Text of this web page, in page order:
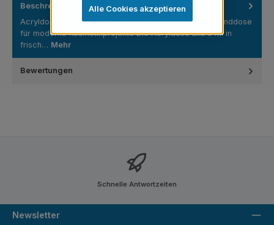
Beschreibung
Acryldose Ella 5 ml grün – Frische konische Doppelwanddose
für moderne Kosmetikprojekte Die Acryldose Ella 5 ml in
frisch… Mehr
Bewertungen
Schnelle Antwortzeiten
Newsletter
Alle Cookies akzeptieren